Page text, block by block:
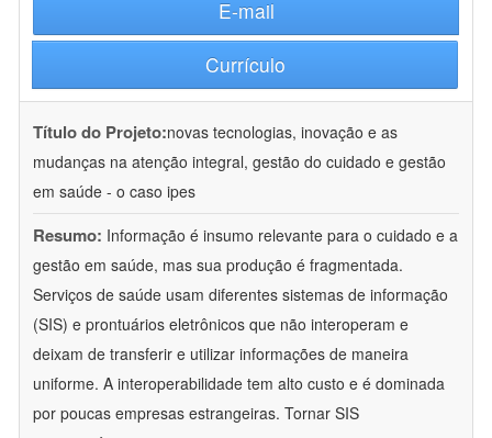
E-mail
Currículo
Título do Projeto:novas tecnologias, inovação e as
mudanças na atenção integral, gestão do cuidado e gestão
em saúde - o caso ipes
Resumo: Informação é insumo relevante para o cuidado e a
gestão em saúde, mas sua produção é fragmentada.
Serviços de saúde usam diferentes sistemas de informação
(SIS) e prontuários eletrônicos que não interoperam e
deixam de transferir e utilizar informações de maneira
uniforme. A interoperabilidade tem alto custo e é dominada
por poucas empresas estrangeiras. Tornar SIS